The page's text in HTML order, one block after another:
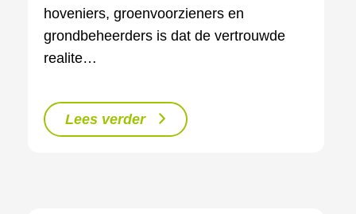
hoveniers, groenvoorzieners en
grondbeheerders is dat de vertrouwde
realite…
Lees verder